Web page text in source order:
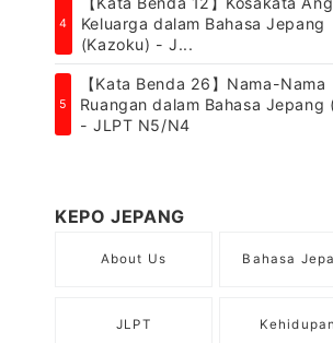
4
Keluarga dalam Bahasa Jepang
(Kazoku) - J...
5
【Kata Benda 26】Nama-Nama
Ruangan dalam Bahasa Jepang
- JLPT N5/N4
KEPO JEPANG
About Us Bahasa
JLPT Kehidupan